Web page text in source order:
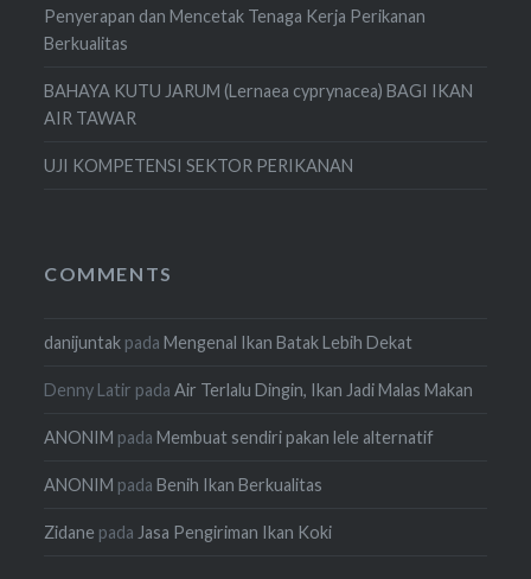
Penyerapan dan Mencetak Tenaga Kerja Perikanan
Berkualitas
BAHAYA KUTU JARUM (Lernaea cyprynacea) BAGI IKAN
AIR TAWAR
UJI KOMPETENSI SEKTOR PERIKANAN
COMMENTS
danijuntak padaMengenal Ikan Batak Lebih Dekat
Denny Latir padaAir Terlalu Dingin, Ikan Jadi Malas Makan
ANONIM padaMembuat sendiri pakan lele alternatif
ANONIM padaBenih Ikan Berkualitas
Zidane pada Jasa Pengiriman Ikan Koki